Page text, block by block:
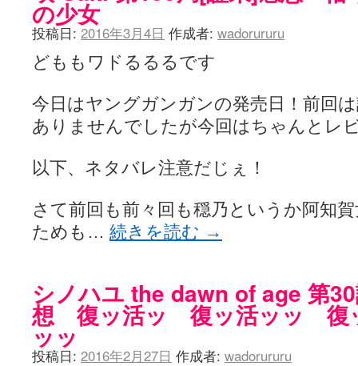
の少女
投稿日: 2016年3月4日 作成者: wadorururu
どももワドるるるです
今日はヤングガンガンの発売日！前回
ありませんでしたが今回はちゃんとレ
以下、ネタバレ注意だじぇ！
さて前回も前々回も穏乃というか阿知
ためも… 続きを読む →
シノハユ the dawn of age 第
想 復ッ活ッ 復ッ活ッッ 復
ッッ
投稿日: 2016年2月27日 作成者: wadorururu